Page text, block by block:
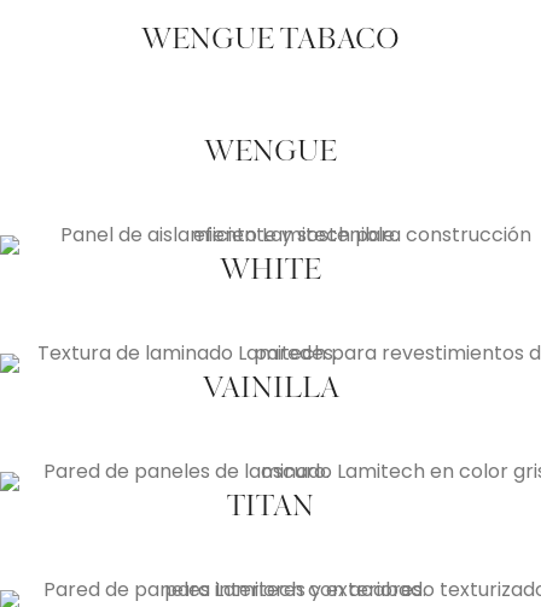
WENGUE TABACO
WENGUE
WHITE
VAINILLA
TITAN